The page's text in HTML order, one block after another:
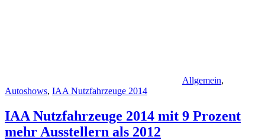
Allgemein,
Autoshows, IAA Nutzfahrzeuge 2014
IAA Nutzfahrzeuge 2014 mit 9 Prozent
mehr Ausstellern als 2012